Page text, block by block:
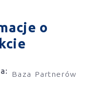
o
Baza Partnerów